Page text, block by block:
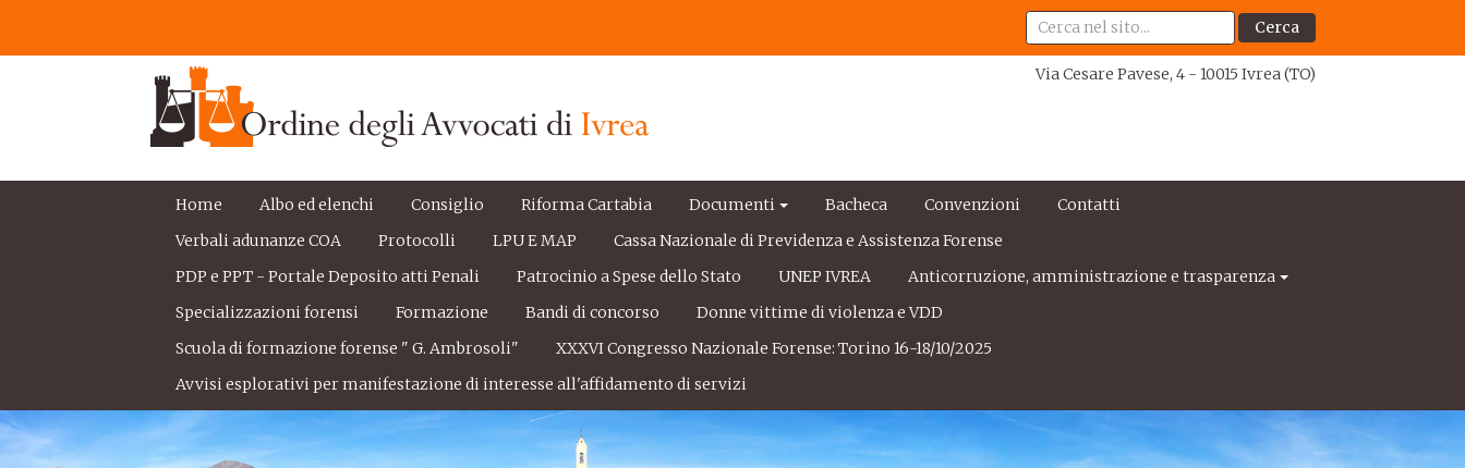
Cerca
Via Cesare Pavese, 4 - 10015 Ivrea (TO)
Home Albo ed elenchi Consiglio Riforma Cartabia Documenti Bacheca Convenzioni
Contatti
Verbali adunanze COA
Protocolli LPU E MAP
Cassa Nazionale di Previdenza e Assistenza Forense
PDP e PPT - Portale Deposito atti Penali
Patrocinio a Spese dello Stato UNEP IVREA
Anticorruzione, amministrazione e trasparenza
Specializzazioni forensi
Formazione Bandi di concorso
Donne vittime di violenza e VDD
Scuola di formazione forense " G. Ambrosoli"
XXXVI Congresso Nazionale Forense: Torino 16-18/10/2025
Avvisi esplorativi per manifestazione di interesse all'affidamento di servizi